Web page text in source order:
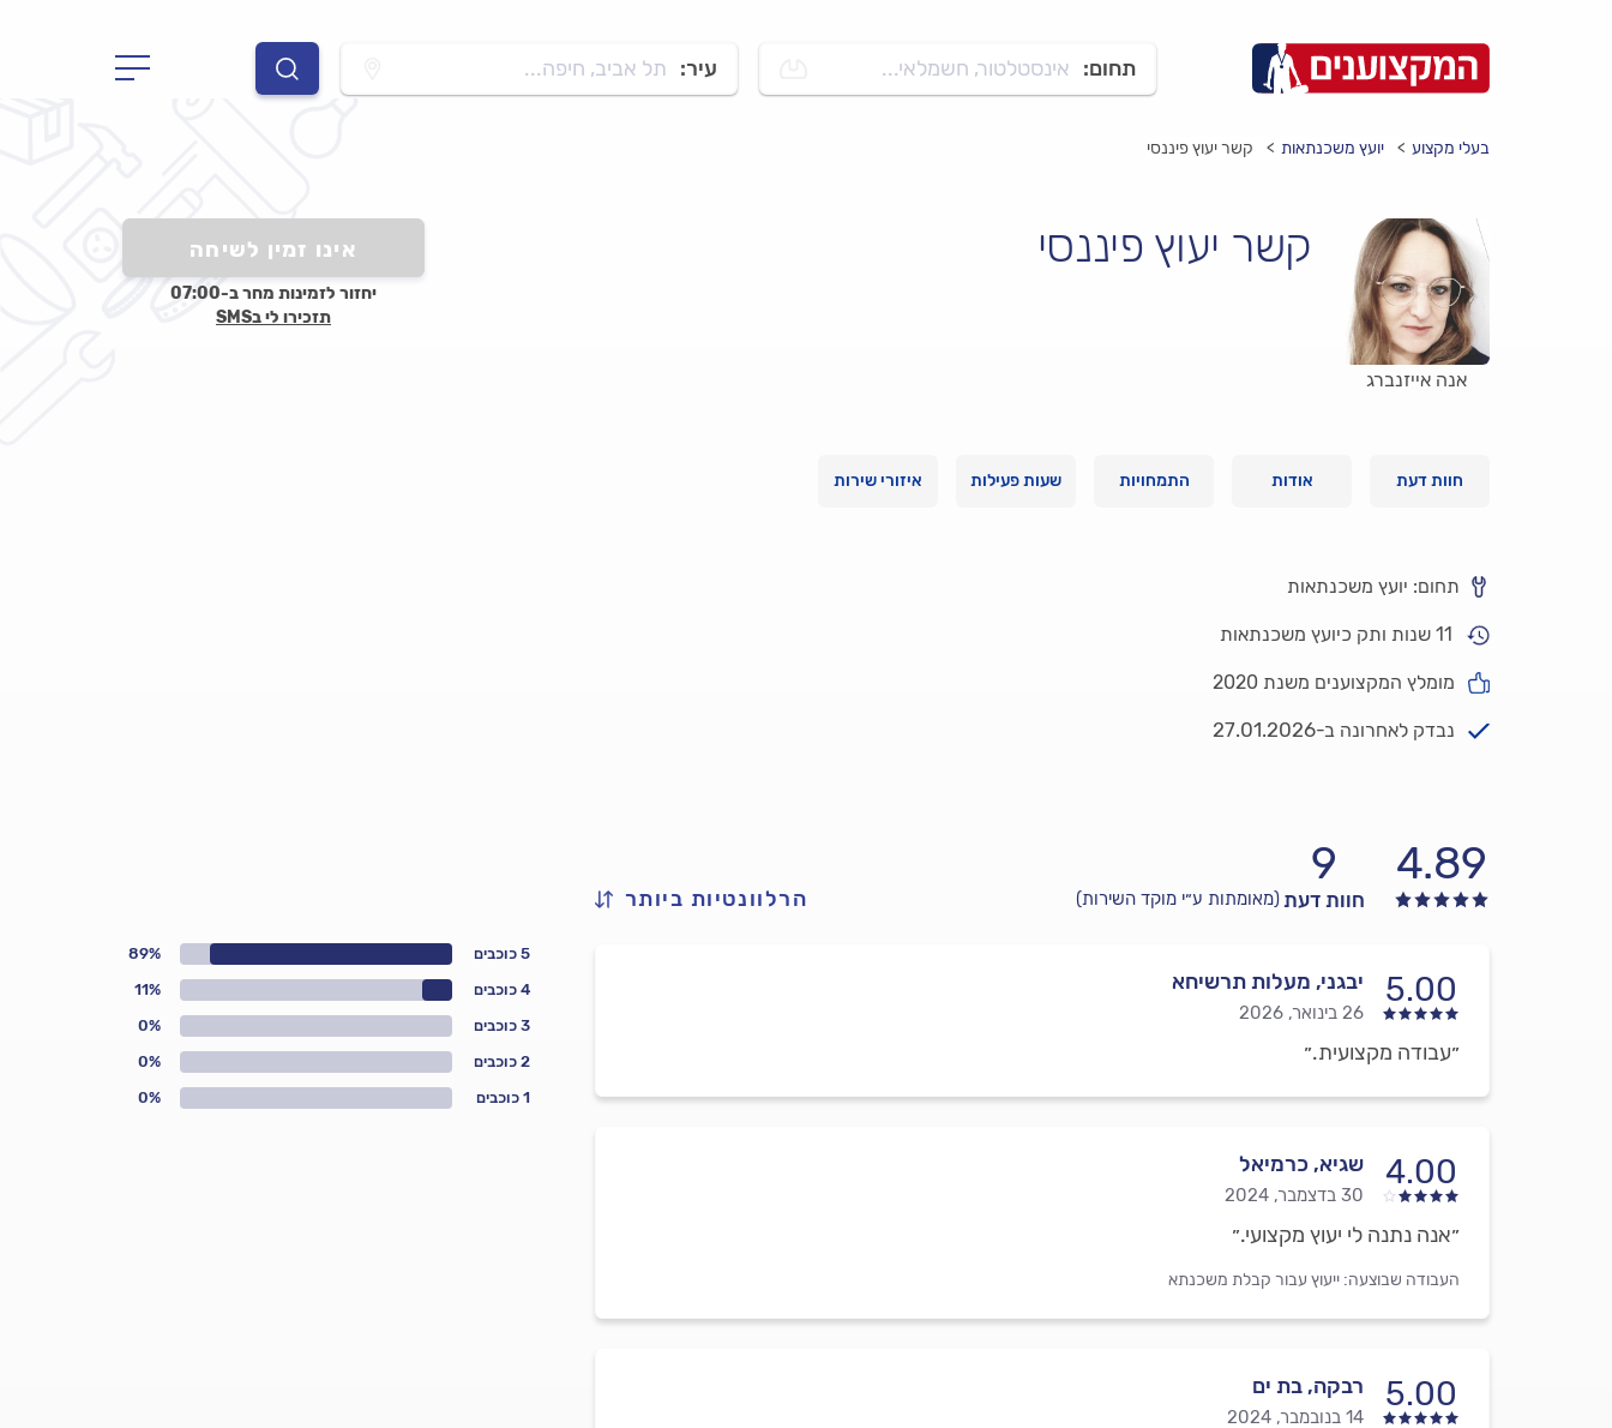
תחום: אינסטלטור, חשמלאי... עיר: תל אביב, חיפה...
בעלי מקצוע יועץ משכנתאות קשר יעוץ פיננסי
אנה אייזנברג
קשר יעוץ פיננסי אינו זמין לשיחה
יחזור לזמינות מחר ב-07:00
תזכירו לי בSMS
חוות דעת אודות התמחויות שעות פעילות איזורי שירות
תחום: יועץ משכנתאות
11 שנות ותק כיועץ משכנתאות
מומלץ המקצוענים משנת 2020
נבדק לאחרונה ב-27.01.2026
4.89
9
חוות דעת(מאומתות ע״י מוקד השירות) הרלוונטיות ביותר
1 כוכבים 0%
2 כוכבים 0%
3 כוכבים 0%
4 כוכבים 11%
5 כוכבים 89%
5.00 יבגני, מעלות תרשיחא
26 בינואר, 2026
״עבודה מקצועית.״
4.00 שגיא, כרמיאל
30 בדצמבר, 2024
״אנה נתנה לי יעוץ מקצועי.״
העבודה שבוצעה: ייעוץ עבור קבלת משכנתא
5.00 רבקה, בת ים
14 בנובמבר, 2024